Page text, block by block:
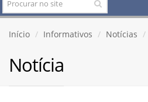
Início Informativos Notícias
Notícia